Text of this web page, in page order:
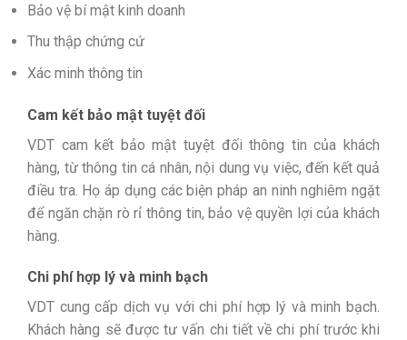
Bảo vệ bí mật kinh doanh
Thu thập chứng cứ
Xác minh thông tin
Cam kết bảo mật tuyệt đối
VDT cam kết bảo mật tuyệt đối thông tin của khách
hàng, từ thông tin cá nhân, nội dung vụ việc, đến kết quả
điều tra. Họ áp dụng các biện pháp an ninh nghiêm ngặt
để ngăn chặn rò rỉ thông tin, bảo vệ quyền lợi của khách
hàng.
Chi phí hợp lý và minh bạch
VDT cung cấp dịch vụ với chi phí hợp lý và minh bạch.
Khách hàng sẽ được tư vấn chi tiết về chi phí trước khi